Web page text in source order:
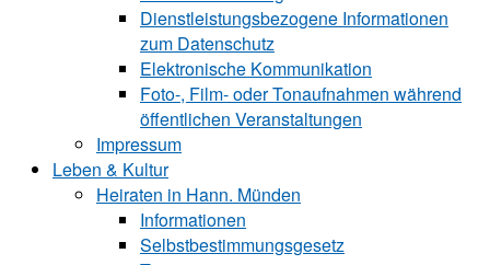
Dienstleistungsbezogene Informationen
zum Datenschutz
Elektronische Kommunikation
Foto-, Film- oder Tonaufnahmen während
öffentlichen Veranstaltungen
Impressum
Leben & Kultur
Heiraten in Hann. Münden
Informationen
Selbstbestimmungsgesetz